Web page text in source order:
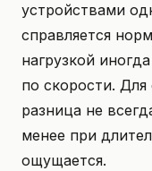
устройствами
справляется
нагрузкой
по скорости. Для
разница не
менее при
ощущается.